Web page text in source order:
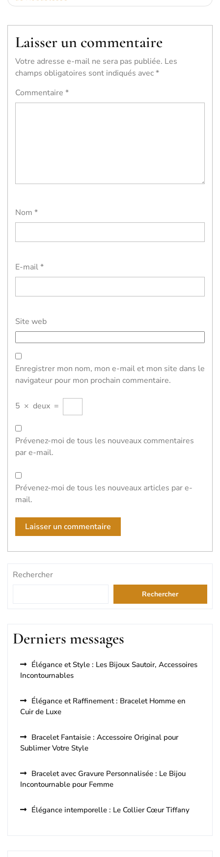
Laisser un commentaire
Votre adresse e-mail ne sera pas publiée. Les
champs obligatoires sont indiqués avec*
Commentaire *
Nom *
E-mail*
Site web
Enregistrer mon nom, mon e-mail et mon site dans le
navigateur pour mon prochain commentaire.
5 × deux =
Prévenez-moi de tous les nouveaux commentaires
par e-mail.
Prévenez-moi de tous les nouveaux articles par e-
mail.
Rechercher
Rechercher
Derniers messages
Élégance et Style : Les Bijoux Sautoir, Accessoires
Incontournables
Élégance et Raffinement : Bracelet Homme en
Cuir de Luxe
Bracelet Fantaisie : Accessoire Original pour
Sublimer Votre Style
Bracelet avec Gravure Personnalisée : Le Bijou
Incontournable pour Femme
Élégance intemporelle : Le Collier Cœur Tiffany